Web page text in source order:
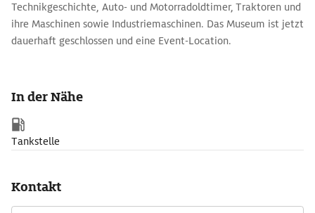
Technikgeschichte, Auto- und Motorradoldtimer, Traktoren und
ihre Maschinen sowie Industriemaschinen. Das Museum ist jetzt
dauerhaft geschlossen und eine Event-Location.
In der Nähe
Tankstelle
Kontakt